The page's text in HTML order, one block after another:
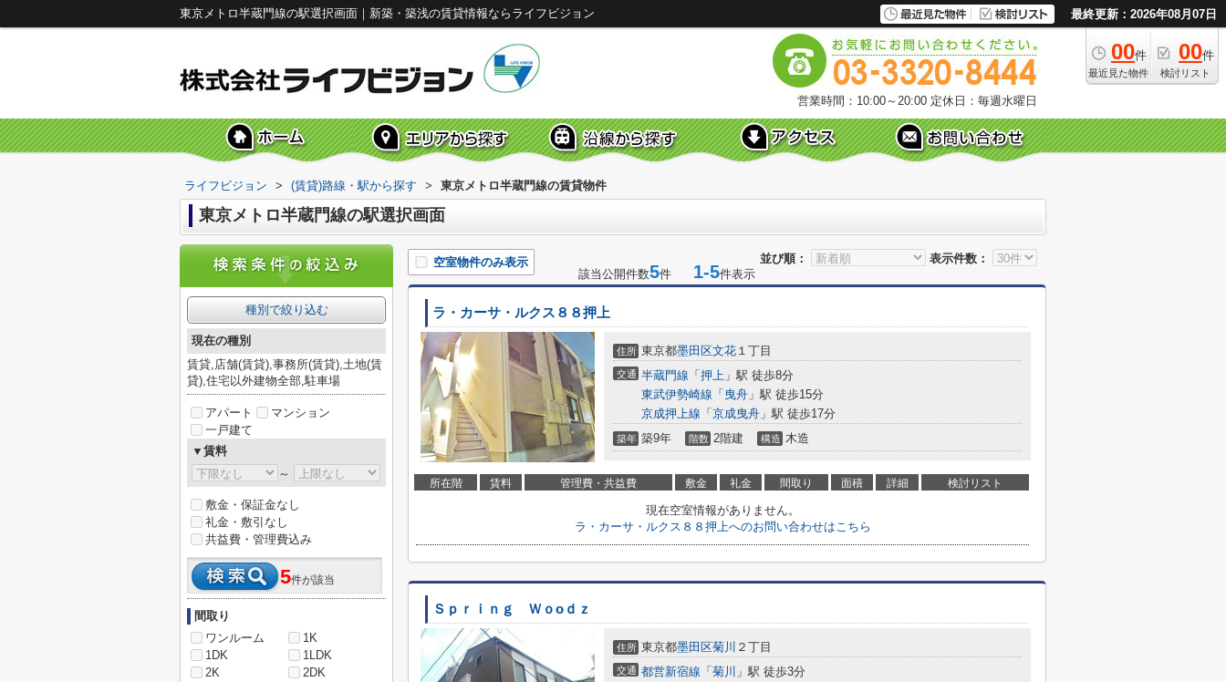
東京メトロ半蔵門線の駅選択画面｜新築・築浅の賃貸情報ならライフビジョン 最終更新：2026年08月07日
00件
最近見た物件
00件
検討リスト
営業時間：10:00～20:00 定休日：毎週水曜日
ライフビジョン > (賃貸)路線・駅から探す > 東京メトロ半蔵門線の賃貸物件
東京メトロ半蔵門線の駅選択画面
並び順： 表示件数：
空室物件のみ表示
該当公開件数5件 1-5件表示
ラ・カーサ・ルクス８８押上
住所 東京都墨田区文花 １丁目
交通 半蔵門線 「 押上 」駅 徒歩8分
東武伊勢崎線 「 曳舟 」駅 徒歩15分
京成押上線 「 京成曳舟 」駅 徒歩17分
築年 築9年 階数 2階建 構造 木造
所在階 賃料 管理費・共益費 敷金 礼金 間取り 面積 詳細 検討リスト
現在空室情報がありません。
ラ・カーサ・ルクス８８押上へのお問い合わせはこちら
Ｓｐｒｉｎｇ Ｗｏoｄｚ
住所 東京都墨田区菊川 ２丁目
交通 都営新宿線 「 菊川 」駅 徒歩3分
種別で絞り込む
現在の種別
賃貸,店舗(賃貸),事務所(賃貸),土地(賃
貸),住宅以外建物全部,駐車場
アパート
マンション
一戸建て
▼賃料
～
敷金・保証金なし
礼金・敷引なし
共益費・管理費込み
5件が該当
間取り
ワンルーム
1K
1DK
1LDK
2K
2DK